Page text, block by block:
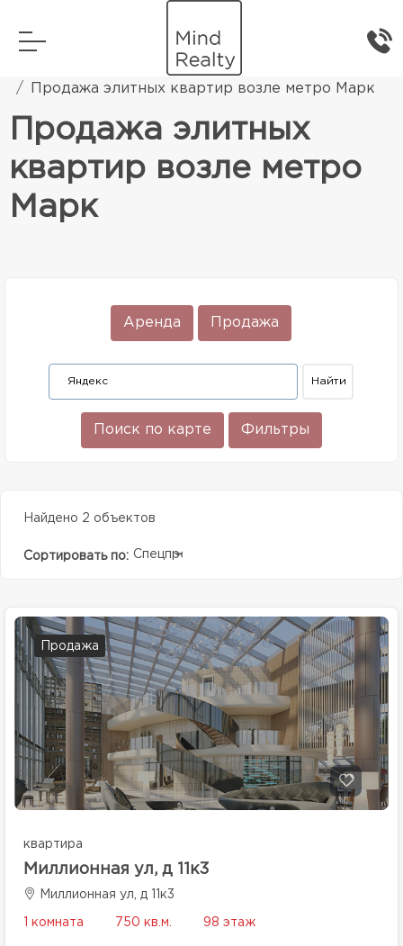
Элитная жилая недвижимость
Продажа элитных квартир возле метро Марк
Продажа элитных
квартир возле метро
Марк
Аренда Продажа
Поиск по карте Фильтры
Найдено 2 объектов
Сортировать по: Спецпредолжение
Продажа
квартира
Миллионная ул, д 11к3
Миллионная ул, д 11к3
1 комната 750 кв.м. 98 этаж